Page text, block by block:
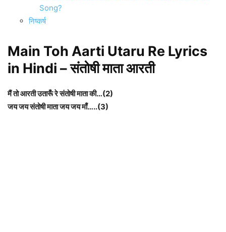
Song?
निष्कर्ष
Main Toh Aarti Utaru Re Lyrics
in Hindi – संतोषी माता आरती
मैं तो आरती उतारूँ रे संतोषी माता की…(2)
जय जय संतोषी माता जय जय माँ…..(3)